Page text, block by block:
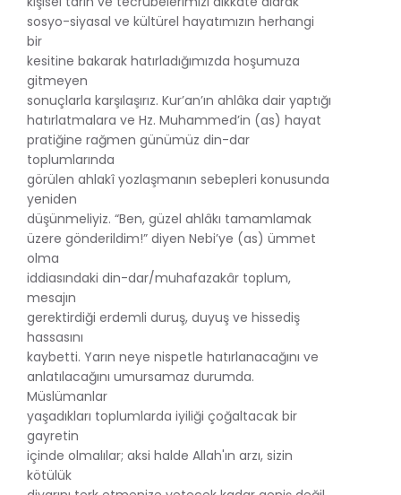
sosyo-siyasal ve kültürel hayatımızın herhangi
bir
kesitine bakarak hatırladığımızda hoşumuza
gitmeyen
sonuçlarla karşılaşırız. Kur’an’ın ahlâka dair yaptığı
hatırlatmalara ve Hz. Muhammed’in (as) hayat
pratiğine rağmen günümüz din-dar
toplumlarında
görülen ahlakî yozlaşmanın sebepleri konusunda
yeniden
düşünmeliyiz. “Ben, güzel ahlâkı tamamlamak
üzere gönderildim!” diyen Nebi’ye (as) ümmet
olma
iddiasındaki din-dar/muhafazakâr toplum,
mesajın
gerektirdiği erdemli duruş, duyuş ve hissediş
hassasını
kaybetti. Yarın neye nispetle hatırlanacağını ve
anlatılacağını umursamaz durumda.
Müslümanlar
yaşadıkları toplumlarda iyiliği çoğaltacak bir
gayretin
içinde olmalılar; aksi halde Allah'ın arzı, sizin
kötülük